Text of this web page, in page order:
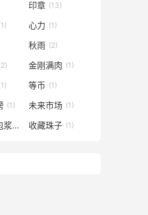
印章 (13)
心力 (1)
秋雨 (2)
金刚满肉 (1)
等币 (1)
(1) 未来市场 (1)
千眼菩提包浆
(1) 收藏珠子 (1)